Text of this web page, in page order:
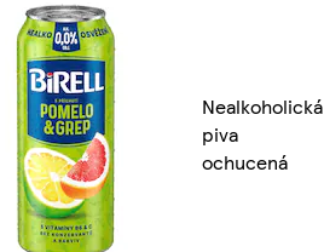
Nealkoholická
piva
ochucená